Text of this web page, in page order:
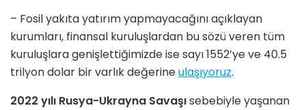
– Fosil yakıta yatırım yapmayacağını açıklayan
kurumları, finansal kuruluşlardan bu sözü veren tüm
kuruluşlara genişlettiğimizde ise sayı 1552’ye ve 40.5
trilyon dolar bir varlık değerineulaşıyoruz.
2022 yılı Rusya-Ukrayna Savaşısebebiyle yaşanan